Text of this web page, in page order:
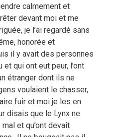
calmement et
devant moi et me
je l’ai regardé sans
honorée et
il y avait des personnes
et qui ont eut peur, l’ont
étranger dont ils ne
voulaient le chasser,
fuir et moi je les en
disais que le Lynx ne
et qu’ont devait